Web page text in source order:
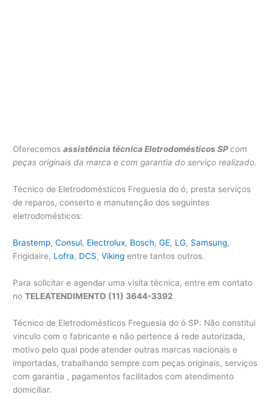
Oferecemosassistência técnica Eletrodomésticos SPcom
peças originais da marca e com garantia do serviço realizado.
Técnico de Eletrodomésticos Freguesia do ó, presta serviços
de reparos, conserto e manutenção dos seguintes
eletrodomésticos:
Brastemp,Consul, Electrolux, Bosch,GE, LG, Samsung,
Frigidaire, Lofra, DCS,Viking entre tantos outros.
Para solicitar e agendar uma visita técnica, entre em contato
noTELEATENDIMENTO (11) 3644-3392
Técnico de Eletrodomésticos Freguesia do ó SP: Não constitui
vinculo com o fabricante e não pertence á rede autorizada,
motivo pelo qual pode atender outras marcas nacionais e
importadas, trabalhando sempre com peças originais, serviços
com garantia , pagamentos facilitados com atendimento
domiciliar.